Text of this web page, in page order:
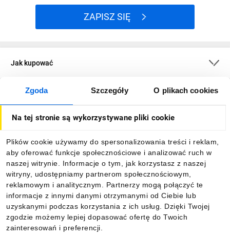
Zgoda Szczegóły O plikach cookies
Na tej stronie są wykorzystywane pliki cookie
Plików cookie używamy do spersonalizowania treści i reklam,
aby oferować funkcje społecznościowe i analizować ruch w
naszej witrynie. Informacje o tym, jak korzystasz z naszej
witryny, udostępniamy partnerom społecznościowym,
reklamowym i analitycznym. Partnerzy mogą połączyć te
informacje z innymi danymi otrzymanymi od Ciebie lub
uzyskanymi podczas korzystania z ich usług. Dzięki Twojej
zgodzie możemy lepiej dopasować ofertę do Twoich
zainteresowań i preferencji.
ZAPISZ SIĘ
Jak kupować
O firmie
Informacje
Pobierz naszą aplikację mobilną: